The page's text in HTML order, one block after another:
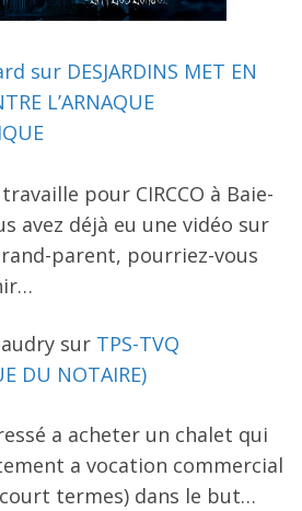
sur DESJARDINS MET EN
L’ARNAQUE
pour CIRCCO à Baie-
avez déjà eu une vidéo sur
parent, pourriez-vous
sur TPS-TVQ
DU NOTAIRE)
a acheter un chalet qui
a vocation commercial
termes) dans le but…